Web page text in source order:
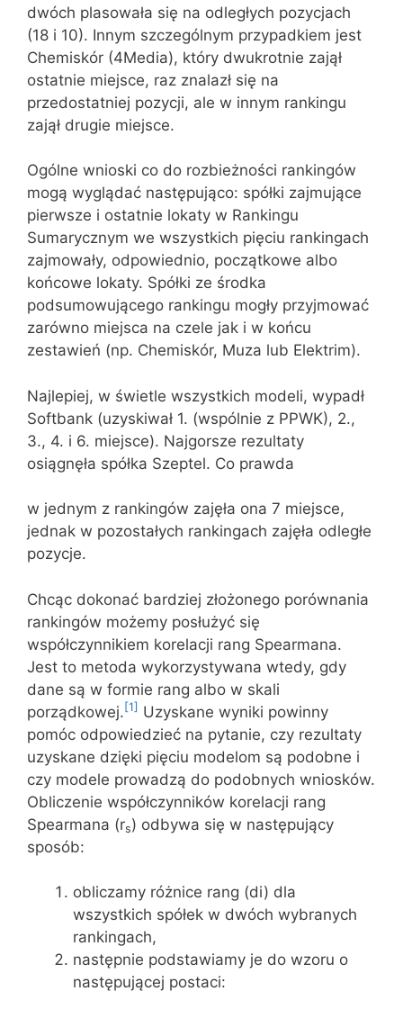
dwóch plasowała się na odległych pozycjach
(18 i 10). Innym szczególnym przypadkiem jest
Chemiskór (4Media), który dwukrotnie zajął
ostatnie miejsce, raz znalazł się na
przedostatniej pozycji, ale w innym rankingu
zajął drugie miejsce.
Ogólne wnioski co do rozbieżności rankingów
mogą wyglądać następująco: spółki zajmujące
pierwsze i ostatnie lokaty w Rankingu
Sumarycznym we wszystkich pięciu rankingach
zajmowały, odpowiednio, początkowe albo
końcowe lokaty. Spółki ze środka
podsumowującego rankingu mogły przyjmować
zarówno miejsca na czele jak i w końcu
zestawień (np. Chemiskór, Muza lub Elektrim).
Najlepiej, w świetle wszystkich modeli, wypadł
Softbank (uzyskiwał 1. (wspólnie z PPWK), 2.,
3., 4. i 6. miejsce). Najgorsze rezultaty
osiągnęła spółka Szeptel. Co prawda
w jednym z rankingów zajęła ona 7 miejsce,
jednak w pozostałych rankingach zajęła odległe
pozycje.
Chcąc dokonać bardziej złożonego porównania
rankingów możemy posłużyć się
współczynnikiem korelacji rang Spearmana.
Jest to metoda wykorzystywana wtedy, gdy
dane są w formie rang albo w skali
porządkowej.[1] Uzyskane wyniki powinny
pomóc odpowiedzieć na pytanie, czy rezultaty
uzyskane dzięki pięciu modelom są podobne i
czy modele prowadzą do podobnych wniosków.
Obliczenie współczynników korelacji rang
Spearmana (rs) odbywa się w następujący
sposób:
obliczamy różnice rang (di) dla
wszystkich spółek w dwóch wybranych
rankingach,
następnie podstawiamy je do wzoru o
następującej postaci: